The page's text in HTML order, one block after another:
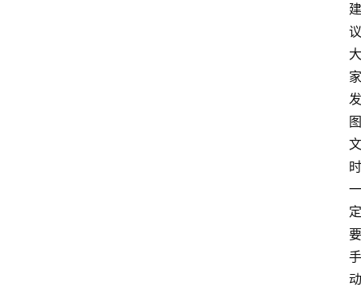
建
议
大
家
发
图
文
时
一
定
要
手
动